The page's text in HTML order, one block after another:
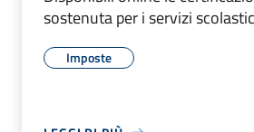
sostenuta per i servizi
Imposte